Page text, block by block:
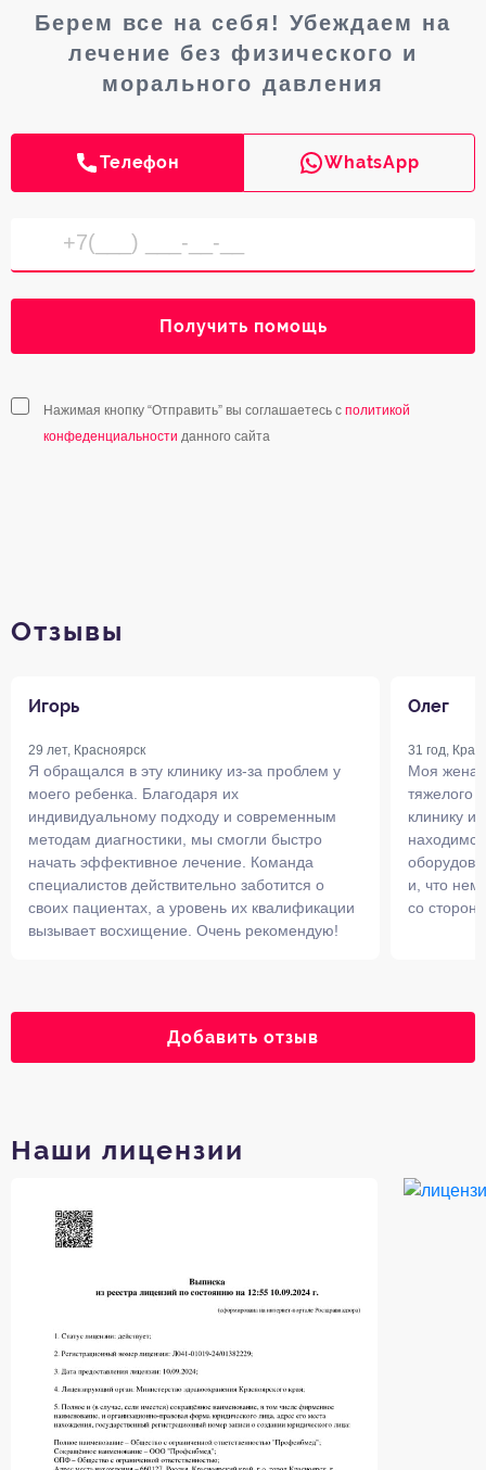
Берем все на себя! Убеждаем на
лечение без физического и
морального давления
Телефон WhatsApp
Получить помощь
Нажимая кнопку “Отправить” вы соглашаетесь с политикой
конфеденциальности данного сайта
Отзывы
Игорь
29 лет, Красноярск
Я обращался в эту клинику из-за проблем у
моего ребенка. Благодаря их
индивидуальному подходу и современным
методам диагностики, мы смогли быстро
начать эффективное лечение. Команда
специалистов действительно заботится о
своих пациентах, а уровень их квалификации
вызывает восхищение. Очень рекомендую!
Олег
31 год,
Моя жена
тяжелого
клинику и
и, что
со
Добавить отзыв
Наши лицензии